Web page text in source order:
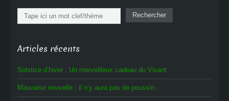
Rechercher Rechercher
Articles récents
Solstice d’hiver : Un merveilleux cadeau du Vivant
Mauvaise nouvelle : il n’y aura pas de poussin…